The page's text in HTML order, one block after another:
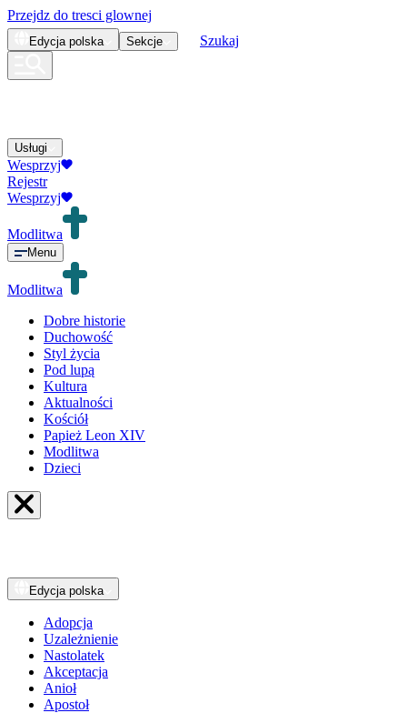
Przejdz do tresci glownej
Edycja polska Sekcje Szukaj
Usługi
Wesprzyj
Rejestr
Wesprzyj
Modlitwa
Menu
Modlitwa
Dobre historie
Duchowość
Styl życia
Pod lupą
Kultura
Aktualności
Kościół
Papież Leon XIV
Modlitwa
Dzieci
Edycja polska
Adopcja
Uzależnienie
Nastolatek
Akceptacja
Anioł
Apostoł